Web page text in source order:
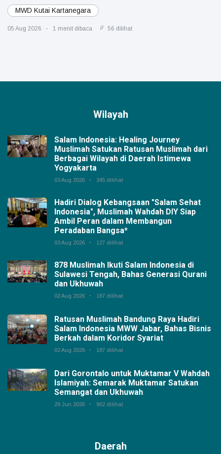
MWD Kutai Kartanegara
05 Aug 2026 1 menit dibaca 56 dilihat
Wilayah
Salam Indonesia: Healing Journey
Muslimah Satukan Ratusan Muslimah dari
Berbagai Wilayah di Daerah Istimewa
Yogyakarta
03 Aug 2026 345 dilihat
Hadiri Dialog Kebangsaan "Salam Sehat
Indonesia", Muslimah Wahdah DIY Siap
Ambil Peran dalam Membangun
Peradaban Bangsa*
03 Aug 2026 127 dilihat
878 Muslimah Ikuti Salam Indonesia di
Sulawesi Tengah, Bahas Generasi Qurani
dan Ukhuwah
02 Aug 2026 187 dilihat
Ratusan Muslimah Bandung Raya Hadiri
Salam Indonesia MWW Jabar, Bahas Bisnis
Berkah dalam Koridor Syariat
02 Aug 2026 187 dilihat
Dari Gorontalo untuk Muktamar V Wahdah
Islamiyah: Semarak Muktamar Satukan
Semangat dan Ukhuwah
29 Jun 2026 902 dilihat
Daerah